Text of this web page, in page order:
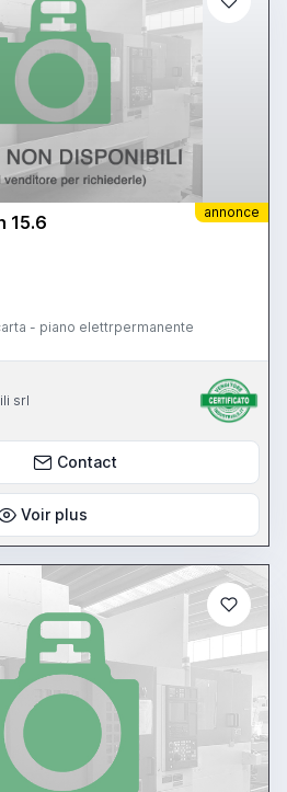
annonce
15.6
- piano elettrpermanente
srl
Contact
Voir plus